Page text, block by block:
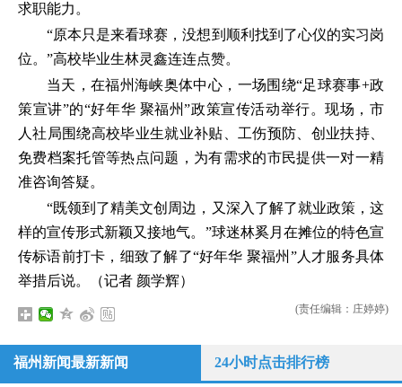
求职能力。
“原本只是来看球赛，没想到顺利找到了心仪的实习岗
位。”高校毕业生林灵鑫连连点赞。
当天，在福州海峡奥体中心，一场围绕“足球赛事+政
策宣讲”的“好年华 聚福州”政策宣传活动举行。现场，市
人社局围绕高校毕业生就业补贴、工伤预防、创业扶持、
免费档案托管等热点问题，为有需求的市民提供一对一精
准咨询答疑。
“既领到了精美文创周边，又深入了解了就业政策，这
样的宣传形式新颖又接地气。”球迷林奚月在摊位的特色宣
传标语前打卡，细致了解了“好年华 聚福州”人才服务具体
举措后说。（记者 颜学辉）
(责任编辑：庄婷婷)
福州新闻最新新闻 24小时点击排行榜